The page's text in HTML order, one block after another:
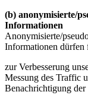
(b) anonymisierte/
Informationen
Anonymisierte/
Informationen dürfen
zur Verbesserung
Messung des Traffic
Benachrichtigung